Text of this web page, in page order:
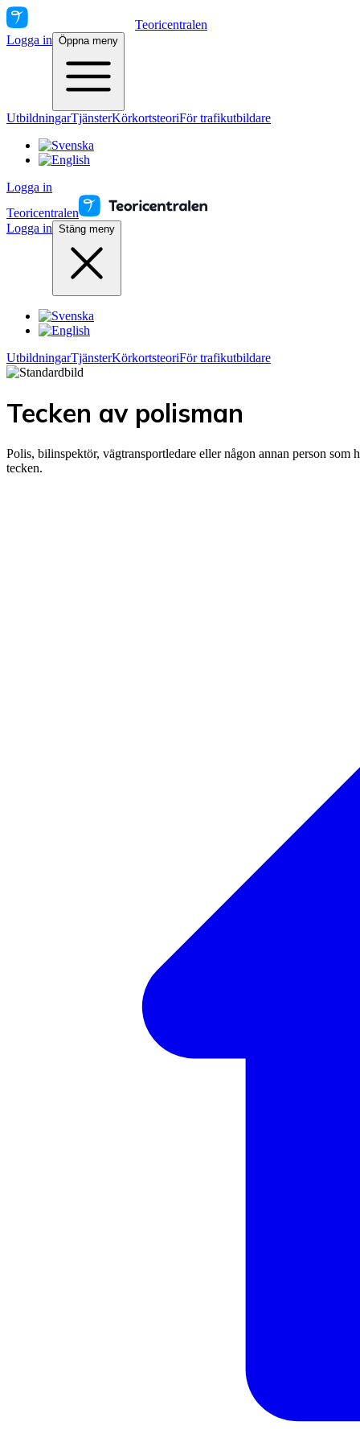
Teoricentralen
Logga in Öppna meny
UtbildningarTjänsterKörkortsteoriFör trafikutbildare
Logga in
Teoricentralen
Logga in Stäng meny
UtbildningarTjänsterKörkortsteoriFör trafikutbildare
Tecken av polisman
Polis, bilinspektör, vägtransportledare eller någon annan person
tecken.